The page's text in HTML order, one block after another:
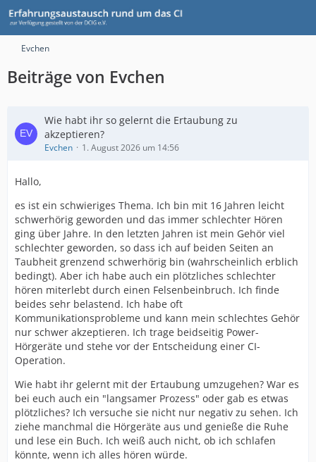
Evchen
Beiträge von Evchen
Wie habt ihr so gelernt die Ertaubung zu
akzeptieren?
Evchen 1. August 2026 um 14:56
Hallo,
es ist ein schwieriges Thema. Ich bin mit 16 Jahren leicht
schwerhörig geworden und das immer schlechter Hören
ging über Jahre. In den letzten Jahren ist mein Gehör viel
schlechter geworden, so dass ich auf beiden Seiten an
Taubheit grenzend schwerhörig bin (wahrscheinlich erblich
bedingt). Aber ich habe auch ein plötzliches schlechter
hören miterlebt durch einen Felsenbeinbruch. Ich finde
beides sehr belastend. Ich habe oft
Kommunikationsprobleme und kann mein schlechtes Gehör
nur schwer akzeptieren. Ich trage beidseitig Power-
Hörgeräte und stehe vor der Entscheidung einer CI-
Operation.
Wie habt ihr gelernt mit der Ertaubung umzugehen? War es
bei euch auch ein "langsamer Prozess" oder gab es etwas
plötzliches? Ich versuche sie nicht nur negativ zu sehen. Ich
ziehe manchmal die Hörgeräte aus und genieße die Ruhe
und lese ein Buch. Ich weiß auch nicht, ob ich schlafen
könnte, wenn ich alles hören würde.